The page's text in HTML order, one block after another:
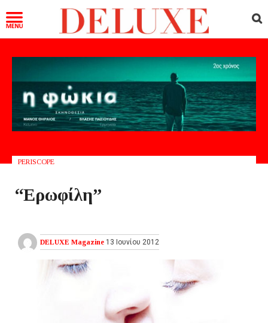
PERISCOPE
“Ερωφίλη”
DELUXE Magazine 13 Ιουνίου 2012